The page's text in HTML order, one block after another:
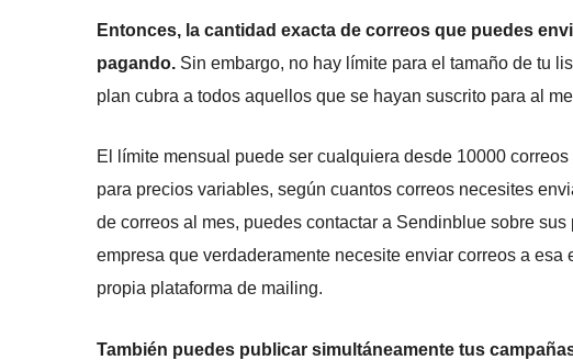
Entonces, la cantidad exacta de correos que puedes
pagando. Sin embargo, no hay límite para el tamaño de tu
plan cubra a todos aquellos que se hayan suscrito para al
El límite mensual puede ser cualquiera desde 10000
para precios variables, según cuantos correos necesites
de correos al mes, puedes contactar a Sendinblue sobre
empresa que verdaderamente necesite enviar correos a
propia plataforma de mailing.
También puedes publicar simultáneamente tus